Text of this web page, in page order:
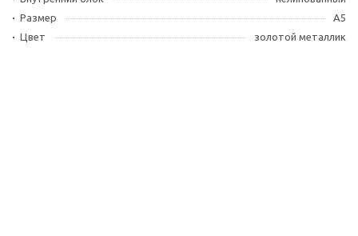
Размер
А5
Цвет
золотой металлик